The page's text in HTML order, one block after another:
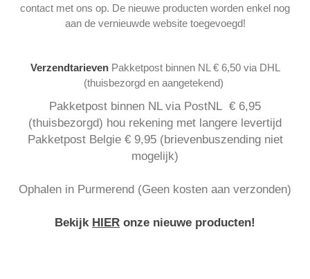
contact met ons op. De nieuwe producten worden enkel nog
aan de vernieuwde website toegevoegd!
Verzendtarieven Pakketpost binnen NL € 6,50 via DHL
(thuisbezorgd en aangetekend)
Pakketpost binnen NL via PostNL € 6,95
(thuisbezorgd) hou rekening met langere levertijd
Pakketpost Belgie € 9,95 (brievenbuszending niet
mogelijk)
Ophalen in Purmerend (Geen kosten aan verzonden)
Bekijk HIER onze nieuwe producten!